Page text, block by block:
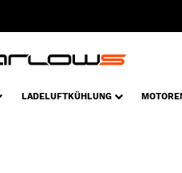
LADELUFTKÜHLUNG